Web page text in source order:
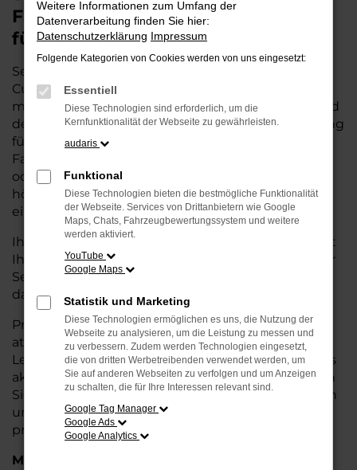
Fahrzeughaus Schmidt + Koch AG
für Cuxhaven
Seat Leon ist die perfekte Wahl für alle, die für
Cuxhaven einen
modernen Technik, seinem effizienten Antrieb und
dem stilvollen Design ist der Leon die ideale Lösung
für jeden, der ein zuverlässiges und komfortables
Fahrzeug möchte. Egal, ob für den Stadtverkehr
oder längere Fahrten – der Leon bietet Ihnen
höchsten Fahrkomfort, innovative Features und
eine herausragende Wirtschaftlichkeit.
Ihr Seat Autohaus in der Nähe von Cuxhaven steht
Ihnen mit einer breiten Auswahl an Neuwagen zur
Seite und bietet Ihnen umfassende
damit Sie das für Sie passende Fahrzeug finden.
Profitieren Sie von zusätzlichen Services wie
attraktiven Finanzierungsmöglichkeiten,
Leasingangeboten und der Inzahlungnahme Ihres
aktuellen Fahrzeugs. Besuchen Sie uns und lassen
Sie sich von unseren Experten beraten – wir freuen
uns, Ihnen den perfekten Neuwagen zu
präsentieren!
Marken
Weitere Informationen zum Umfang der
Datenverarbeitung finden Sie hier:
Datenschutzerklärung Impressum
Folgende Kategorien von Cookies werden von uns eingesetzt:
Essentiell
Diese Technologien sind erforderlich, um die
Kernfunktionalität der Webseite zu gewährleisten.
audaris
Funktional
Diese Technologien bieten die bestmögliche Funktionalität
der Webseite. Services von Drittanbietern wie Google
Maps, Chats, Fahrzeugbewertungssystem und weitere
werden aktiviert.
YouTube
Google Maps
Statistik und Marketing
Diese Technologien ermöglichen es uns, die Nutzung der
Webseite zu analysieren, um die Leistung zu messen und
zu verbessern. Zudem werden Technologien eingesetzt,
die von dritten Werbetreibenden verwendet werden, um
Sie auf anderen Webseiten zu verfolgen und um Anzeigen
zu schalten, die für Ihre Interessen relevant sind.
Google Tag Manager
Google Ads
Google Analytics